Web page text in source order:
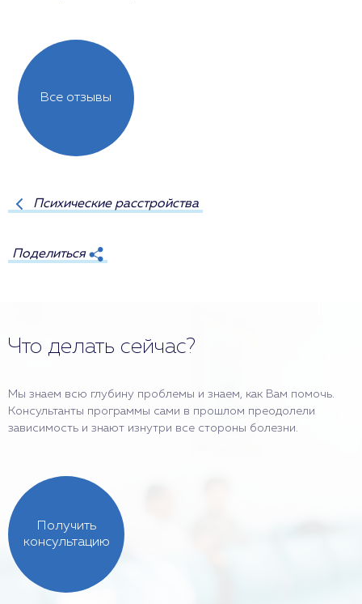
Все отзывы
Психические расстройства
Поделиться
Что делать сейчас?
Мы знаем всю глубину проблемы и знаем, как Вам помочь.
Консультанты программы сами в прошлом преодолели
зависимость и знают изнутри все стороны болезни.
Получить
консультацию